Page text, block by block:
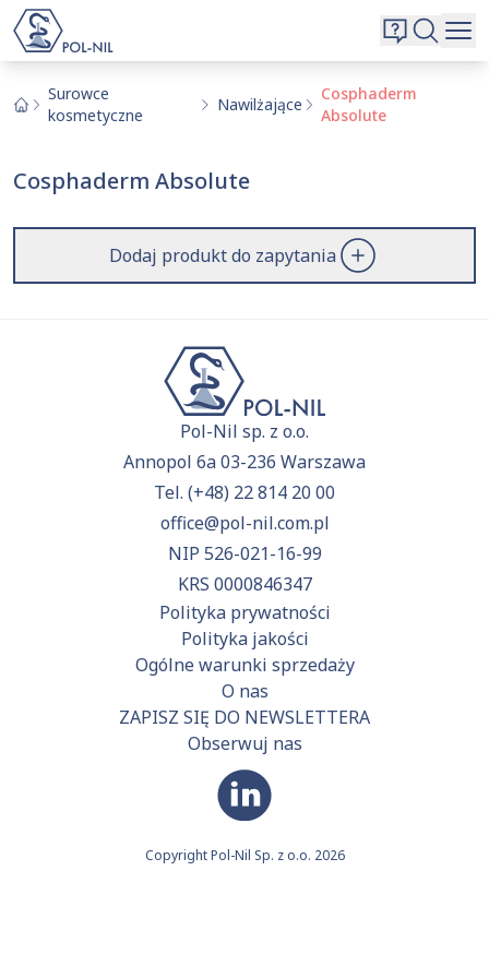
O nas
Kontakt
Surowce
kosmetyczne
Nawilżające
Cosphaderm
Absolute
Cosphaderm Absolute
Dodaj produkt do zapytania
Pol-Nil sp. z o.o.
Annopol 6a 03-236 Warszawa
Tel. (+48) 22 814 20 00
office@pol-nil.com.pl
NIP 526-021-16-99
KRS 0000846347
Polityka prywatności
Polityka jakości
Ogólne warunki sprzedaży
O nas
ZAPISZ SIĘ DO NEWSLETTERA
Obserwuj nas
Copyright Pol-Nil Sp. z o.o. 2026
Wybrane surowce i substancje
Aktualnie niczego nie dodałeś do zapytania.
Wyszukiwarka
Szukaj